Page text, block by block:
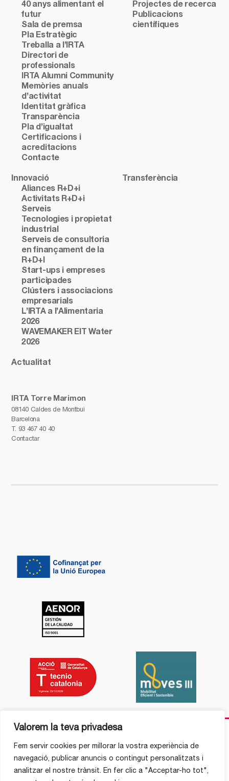
Valorem la teva privadesa
Fem servir cookies per millorar la vostra experiència de
navegació, publicar anuncis o contingut personalitzats i
analitzar el nostre trànsit. En fer clic a "Acceptar-ho tot",
IRTA Torre Marimon
08140 Caldes de Montbui
Barcelona
T. 93 467 40 40
Contactar
40 anys alimentant el
futur
Sala de premsa
Pla Estratègic
Treballa a l’IRTA
Directori de
professionals
IRTA Alumni Community
Memòries anuals
d’activitat
Identitat gràfica
Transparència
Pla d’igualtat
Certificacions i
acreditacions
Contacte
Projectes de recerca
Publicacions
científiques
Innovació
Aliances R+D+i
Activitats R+D+i
Serveis
Tecnologies i propietat
industrial
Serveis de consultoria
en finançament de la
R+D+I
Start-ups i empreses
participades
Clústers i associacions
empresarials
L’IRTA a l’Alimentaria
2026
WAVEMAKER EIT Water
2026
Transferència
Actualitat